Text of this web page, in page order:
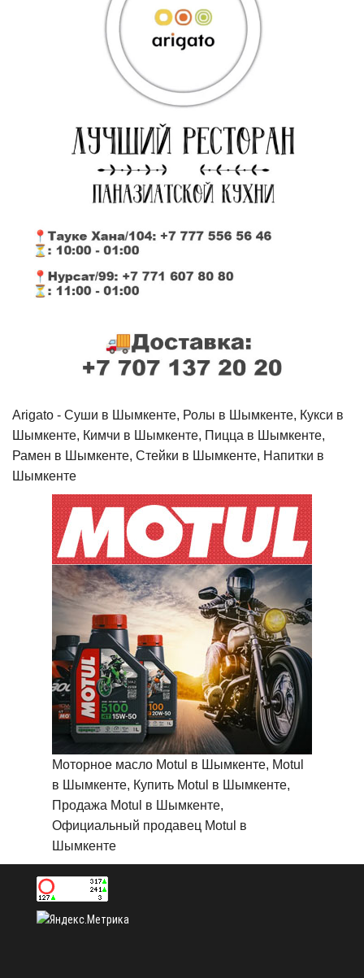
Arigato - Cуши в Шымкенте, Ролы в Шымкенте, Кукси в
Шымкенте, Кимчи в Шымкенте, Пицца в Шымкенте,
Рамен в Шымкенте, Стейки в Шымкенте, Напитки в
Шымкенте
Моторное масло Motul в Шымкенте, Motul
в Шымкенте, Купить Motul в Шымкенте,
Продажа Motul в Шымкенте,
Официальный продавец Motul в
Шымкенте